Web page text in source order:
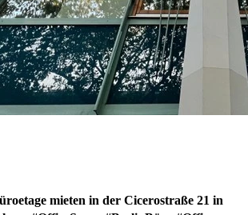
mieten in der Cicerostraße 21 in